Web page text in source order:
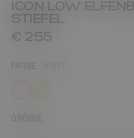
ICON LOW
STIEFEL
€ 255
FARBE
GRÖSSE